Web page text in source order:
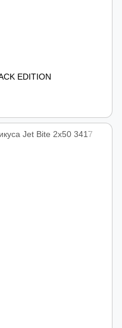
EDITION